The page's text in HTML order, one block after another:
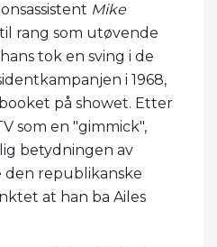
Mike
rang som utøvende
tok en sving i de
i 1968,
på showet. Etter
som en "gimmick",
betydningen av
den republikanske
at han ba Ailes